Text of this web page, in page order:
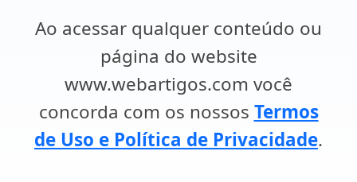
Ao acessar qualquer conteúdo ou
página do website
www.webartigos.com você
concorda com os nossos Termos
de Uso e Política de Privacidade.